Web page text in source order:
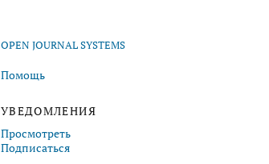
OPEN JOURNAL SYSTEMS
Помощь
УВЕДОМЛЕНИЯ
Просмотреть
Подписаться